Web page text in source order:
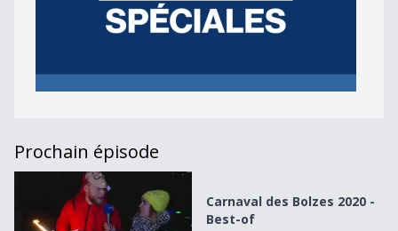
Prochain épisode
Carnaval des Bolzes 2020 - Best-of
Carnaval des Bolzes 2020 -
Best-of